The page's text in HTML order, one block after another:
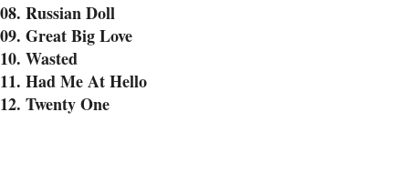
08. Russian Doll
09. Great Big Love
10. Wasted
11. Had Me At Hello
12. Twenty One